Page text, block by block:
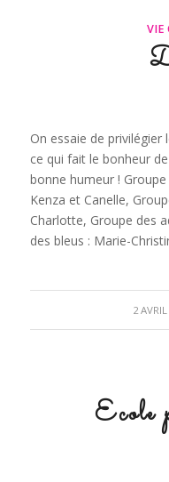
VIE
On essaie de
ce qui fait le bonheur
bonne humeur !
Kenza et Canelle,
Charlotte, Groupe des
des bleus : Marie-
2
Ecole